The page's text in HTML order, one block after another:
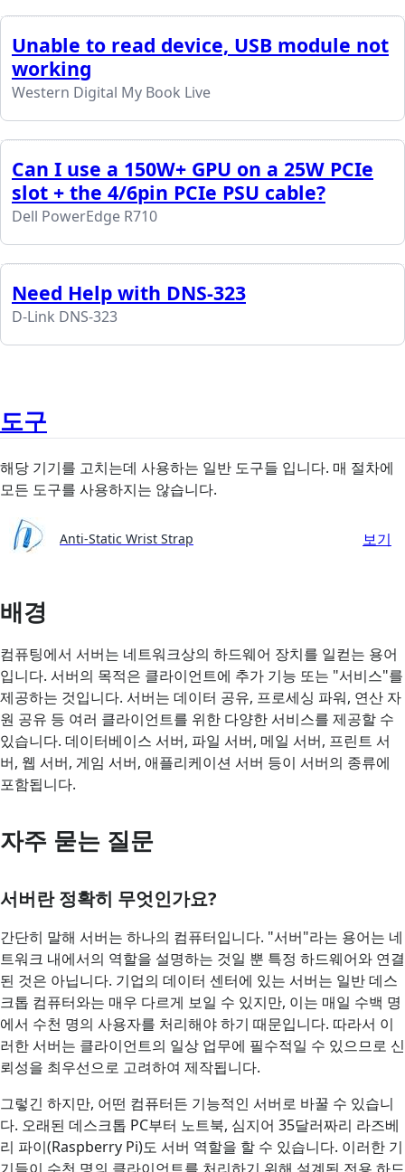
Unable to read device, USB module not
working
Western Digital My Book Live
Can I use a 150W+ GPU on a 25W PCIe
slot + the 4/6pin PCIe PSU cable?
Dell PowerEdge R710
Need Help with DNS-323
D-Link DNS-323
도구
해당 기기를 고치는데 사용하는 일반 도구들 입니다. 매 절차에
모든 도구를 사용하지는 않습니다.
Anti-Static Wrist Strap 보기
배경
컴퓨팅에서 서버는 네트워크상의 하드웨어 장치를 일컫는 용어
입니다. 서버의 목적은 클라이언트에 추가 기능 또는 "서비스"를
제공하는 것입니다. 서버는 데이터 공유, 프로세싱 파워, 연산 자
원 공유 등 여러 클라이언트를 위한 다양한 서비스를 제공할 수
있습니다. 데이터베이스 서버, 파일 서버, 메일 서버, 프린트 서
버, 웹 서버, 게임 서버, 애플리케이션 서버 등이 서버의 종류에
포함됩니다.
자주 묻는 질문
서버란 정확히 무엇인가요?
간단히 말해 서버는 하나의 컴퓨터입니다. "서버"라는 용어는 네
트워크 내에서의 역할을 설명하는 것일 뿐 특정 하드웨어와 연결
된 것은 아닙니다. 기업의 데이터 센터에 있는 서버는 일반 데스
크톱 컴퓨터와는 매우 다르게 보일 수 있지만, 이는 매일 수백 명
에서 수천 명의 사용자를 처리해야 하기 때문입니다. 따라서 이
러한 서버는 클라이언트의 일상 업무에 필수적일 수 있으므로 신
뢰성을 최우선으로 고려하여 제작됩니다.
그렇긴 하지만, 어떤 컴퓨터든 기능적인 서버로 바꿀 수 있습니
다. 오래된 데스크톱 PC부터 노트북, 심지어 35달러짜리 라즈베
리 파이(Raspberry Pi)도 서버 역할을 할 수 있습니다. 이러한 기